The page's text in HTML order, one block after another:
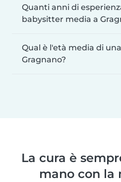
Quanti anni di
babysitter media a
Qual è l'età media di
Gragnano?
La cura è
mano con la